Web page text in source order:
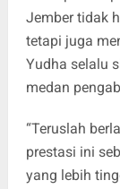
Jember tidak
tetapi juga
Yudha selalu
medan
“Teruslah
prestasi ini
yang lebih